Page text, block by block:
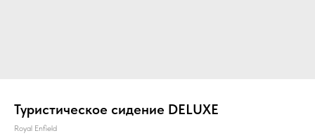
Туристическое сидение DELUXE
Royal Enfield